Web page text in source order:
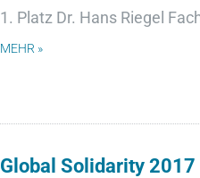
1. Platz Dr. Hans Riegel
MEHR »
Global Solidarity 2017